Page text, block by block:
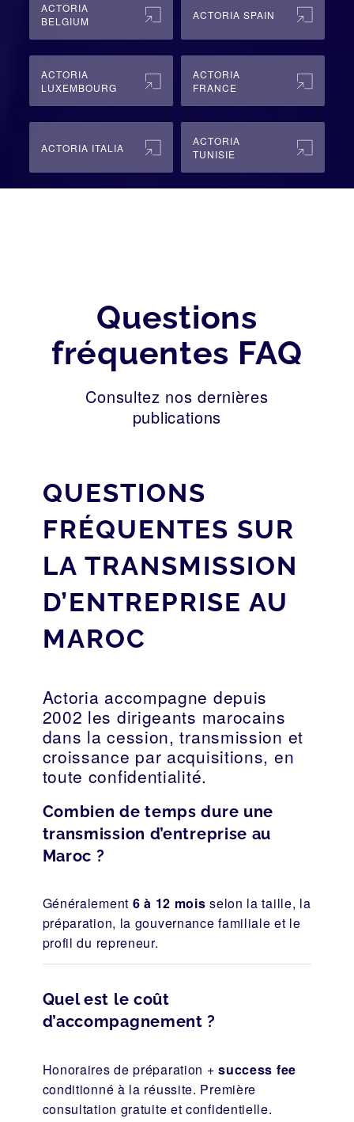
ACTORIA
BELGIUM
ACTORIA SPAIN
ACTORIA
LUXEMBOURG
ACTORIA
FRANCE
ACTORIA ITALIA
ACTORIA
TUNISIE
Questions
fréquentes FAQ
Consultez nos dernières
publications
QUESTIONS
FRÉQUENTES SUR
LA TRANSMISSION
D’ENTREPRISE AU
MAROC
Actoria accompagne depuis
2002 les dirigeants marocains
dans la cession, transmission et
croissance par acquisitions, en
toute confidentialité.
Combien de temps dure une
transmission d’entreprise au
Maroc ?
Généralement 6 à 12 mois selon la taille, la
préparation, la gouvernance familiale et le
profil du repreneur.
Quel est le coût
d’accompagnement ?
Honoraires de préparation +success fee
conditionné à la réussite. Première
consultation gratuite et confidentielle.